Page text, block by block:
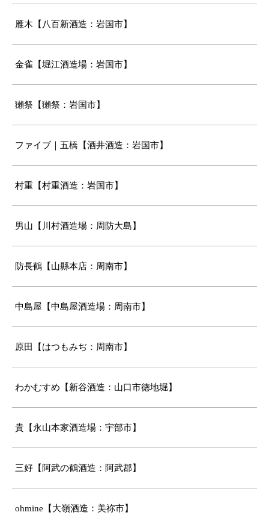
雁木【八百新酒造：岩国市】
金雀【堀江酒造場：岩国市】
獺祭【獺祭：岩国市】
ファイブ｜五橋【酒井酒造：岩国市】
村重【村重酒造：岩国市】
男山【川村酒造場：周防大島】
防長鶴【山縣本店：周南市】
中島屋【中島屋酒造場：周南市】
原田【はつもみぢ：周南市】
わかむすめ【新谷酒造：山口市徳地堀】
貴【永山本家酒造場：宇部市】
三好【阿武の鶴酒造：阿武郡】
ohmine【大嶺酒造：美祢市】